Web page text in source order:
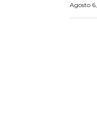
Agosto